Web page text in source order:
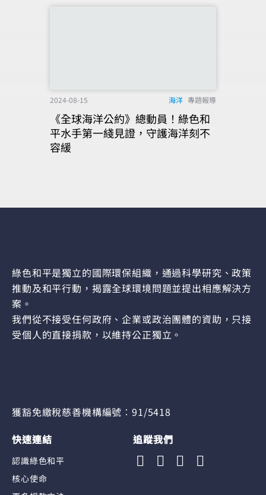
2024-08-15 海洋 專題報導
《全球海洋公約》總動員！綠色和
平水手第一綫見證，守護海洋刻不
容緩
綠色和平是獨立的國際環保組織，通過科學研究、政策
推動及和平行動，揭露全球環境問題並提出相應解決方
案。
我們從不接受任何政府、企業或政治團體的資助，只接
受個人的直接捐款，以維持公正獨立。
獲豁免繳稅慈善機構編號︰91/5418
快速連結
認識綠色和平
核心使命
追蹤我們